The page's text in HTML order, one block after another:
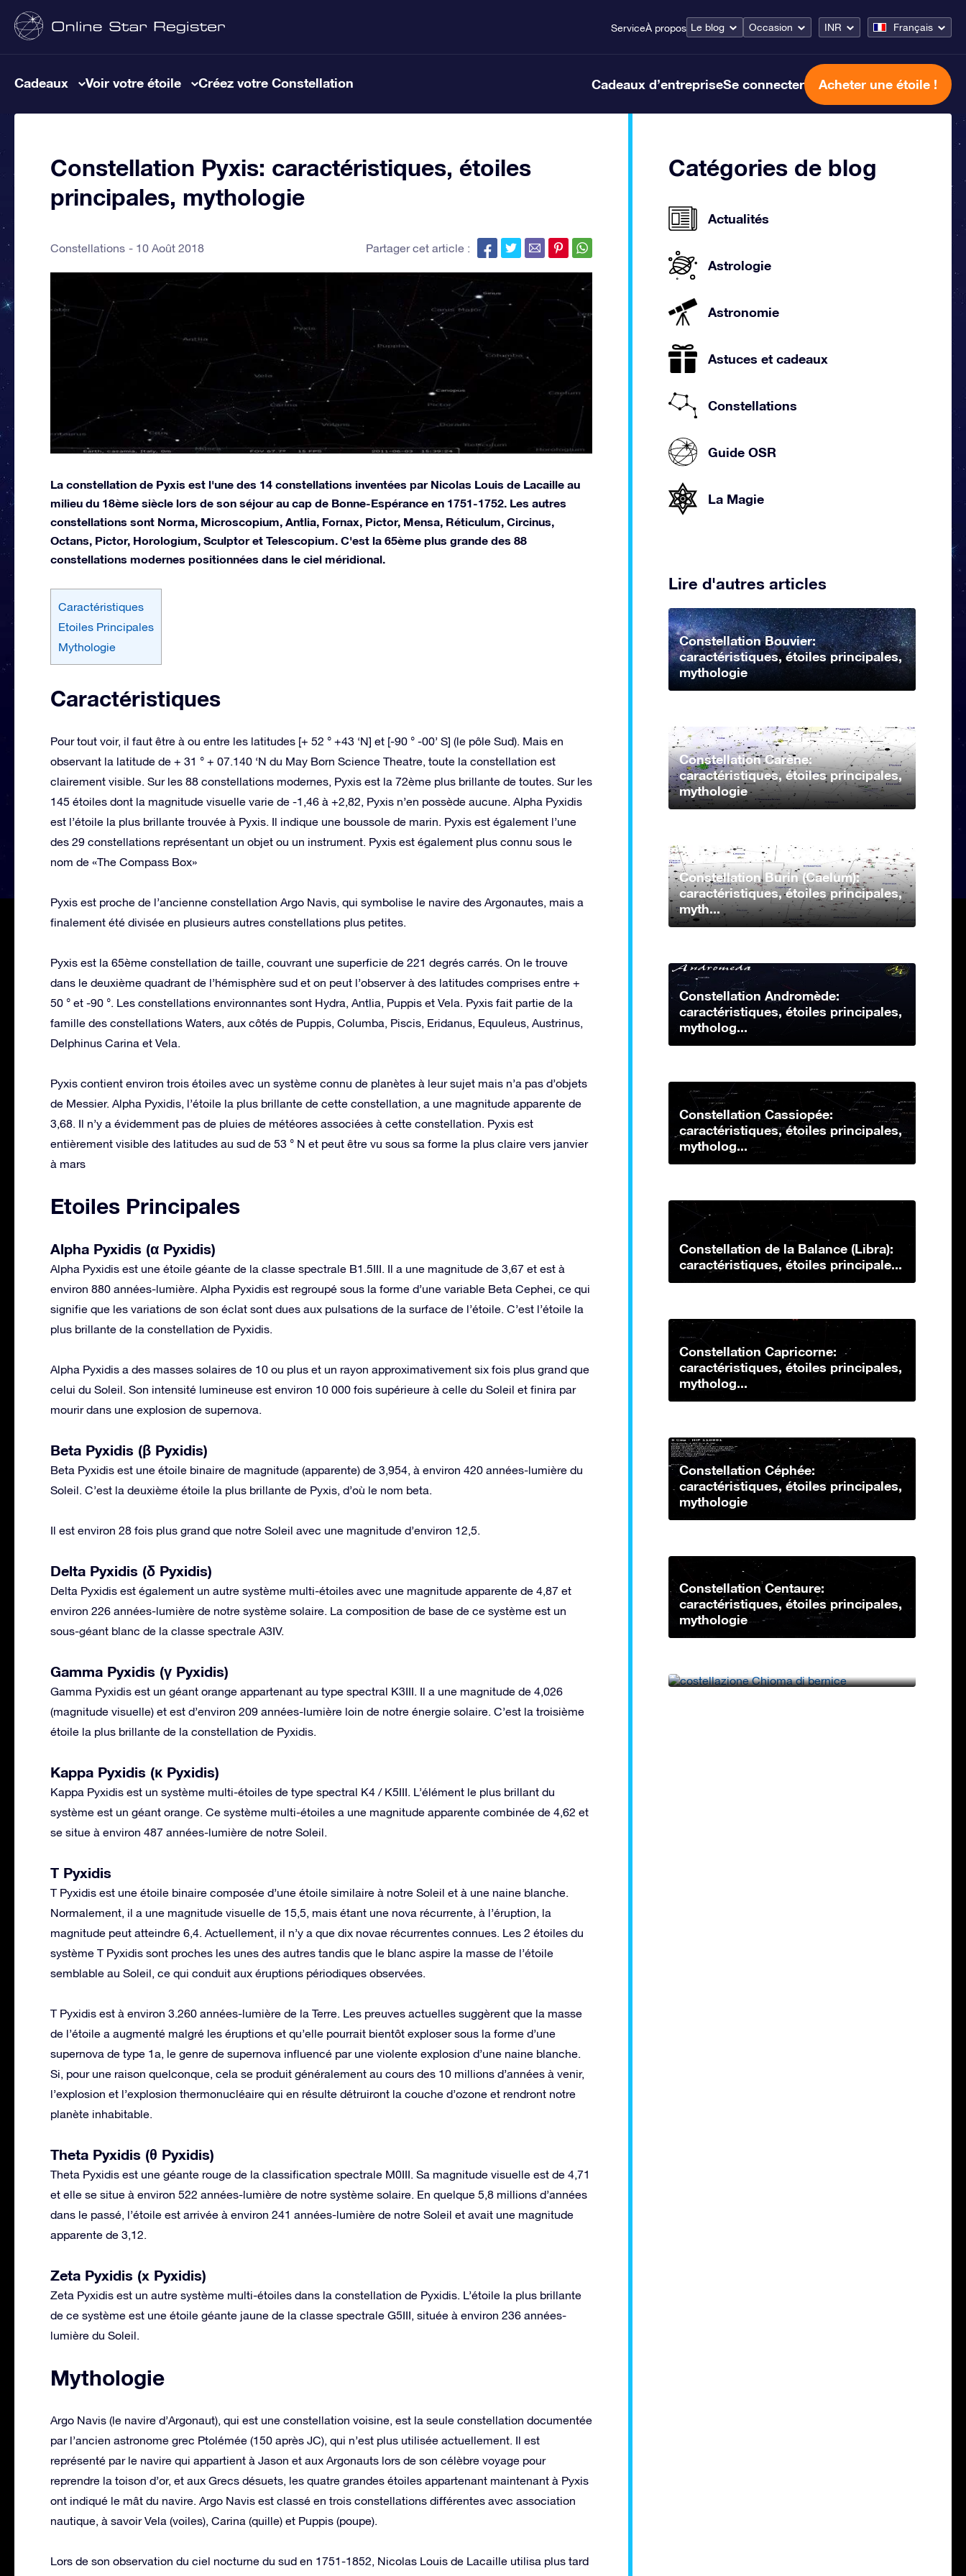
ServiceÀ propos Le blog Occasion INR Français
Cadeaux Voir votre étoile Créez votre Constellation Cadeaux d’entrepriseSe connecter Acheter une étoile !
Constellation Pyxis: caractéristiques, étoiles
principales, mythologie
Constellations 10 Août 2018 Partager cet article :
La constellation de Pyxis est l'une des 14 constellations inventées par Nicolas Louis de Lacaille au
milieu du 18ème siècle lors de son séjour au cap de Bonne-Espérance en 1751-1752. Les autres
constellations sont Norma, Microscopium, Antlia, Fornax, Pictor, Mensa, Réticulum, Circinus,
Octans, Pictor, Horologium, Sculptor et Telescopium. C'est la 65ème plus grande des 88
constellations modernes positionnées dans le ciel méridional.
Caractéristiques
Etoiles Principales
Mythologie
Caractéristiques
Pour tout voir, il faut être à ou entre les latitudes [+ 52 ° +43 ‘N] et [-90 ° -00’ S] (le pôle Sud). Mais en
observant la latitude de + 31 ° + 07.140 ‘N du May Born Science Theatre, toute la constellation est
clairement visible. Sur les 88 constellations modernes, Pyxis est la 72ème plus brillante de toutes. Sur les
145 étoiles dont la magnitude visuelle varie de -1,46 à +2,82, Pyxis n’en possède aucune. Alpha Pyxidis
est l’étoile la plus brillante trouvée à Pyxis. Il indique une boussole de marin. Pyxis est également l’une
des 29 constellations représentant un objet ou un instrument. Pyxis est également plus connu sous le
nom de «The Compass Box»
Pyxis est proche de l’ancienne constellation Argo Navis, qui symbolise le navire des Argonautes, mais a
finalement été divisée en plusieurs autres constellations plus petites.
Pyxis est la 65ème constellation de taille, couvrant une superficie de 221 degrés carrés. On le trouve
dans le deuxième quadrant de l’hémisphère sud et on peut l’observer à des latitudes comprises entre +
50 ° et -90 °. Les constellations environnantes sont Hydra, Antlia, Puppis et Vela. Pyxis fait partie de la
famille des constellations Waters, aux côtés de Puppis, Columba, Piscis, Eridanus, Equuleus, Austrinus,
Delphinus Carina et Vela.
Pyxis contient environ trois étoiles avec un système connu de planètes à leur sujet mais n’a pas d’objets
de Messier. Alpha Pyxidis, l’étoile la plus brillante de cette constellation, a une magnitude apparente de
3,68. Il n’y a évidemment pas de pluies de météores associées à cette constellation. Pyxis est
entièrement visible des latitudes au sud de 53 ° N et peut être vu sous sa forme la plus claire vers janvier
à mars
Etoiles Principales
Alpha Pyxidis (α Pyxidis)
Alpha Pyxidis est une étoile géante de la classe spectrale B1.5III. Il a une magnitude de 3,67 et est à
environ 880 années-lumière. Alpha Pyxidis est regroupé sous la forme d’une variable Beta Cephei, ce qui
signifie que les variations de son éclat sont dues aux pulsations de la surface de l’étoile. C’est l’étoile la
plus brillante de la constellation de Pyxidis.
Alpha Pyxidis a des masses solaires de 10 ou plus et un rayon approximativement six fois plus grand que
celui du Soleil. Son intensité lumineuse est environ 10 000 fois supérieure à celle du Soleil et finira par
mourir dans une explosion de supernova.
Beta Pyxidis (β Pyxidis)
Beta Pyxidis est une étoile binaire de magnitude (apparente) de 3,954, à environ 420 années-lumière du
Soleil. C’est la deuxième étoile la plus brillante de Pyxis, d’où le nom beta.
Il est environ 28 fois plus grand que notre Soleil avec une magnitude d’environ 12,5.
Delta Pyxidis (δ Pyxidis)
Delta Pyxidis est également un autre système multi-étoiles avec une magnitude apparente de 4,87 et
environ 226 années-lumière de notre système solaire. La composition de base de ce système est un
sous-géant blanc de la classe spectrale A3IV.
Gamma Pyxidis (γ Pyxidis)
Gamma Pyxidis est un géant orange appartenant au type spectral K3III. Il a une magnitude de 4,026
(magnitude visuelle) et est d’environ 209 années-lumière loin de notre énergie solaire. C’est la troisième
étoile la plus brillante de la constellation de Pyxidis.
Kappa Pyxidis (κ Pyxidis)
Kappa Pyxidis est un système multi-étoiles de type spectral K4 / K5III. L’élément le plus brillant du
système est un géant orange. Ce système multi-étoiles a une magnitude apparente combinée de 4,62 et
se situe à environ 487 années-lumière de notre Soleil.
T Pyxidis
T Pyxidis est une étoile binaire composée d’une étoile similaire à notre Soleil et à une naine blanche.
Normalement, il a une magnitude visuelle de 15,5, mais étant une nova récurrente, à l’éruption, la
magnitude peut atteindre 6,4. Actuellement, il n’y a que dix novae récurrentes connues. Les 2 étoiles du
système T Pyxidis sont proches les unes des autres tandis que le blanc aspire la masse de l’étoile
semblable au Soleil, ce qui conduit aux éruptions périodiques observées.
T Pyxidis est à environ 3.260 années-lumière de la Terre. Les preuves actuelles suggèrent que la masse
de l’étoile a augmenté malgré les éruptions et qu’elle pourrait bientôt exploser sous la forme d’une
supernova de type 1a, le genre de supernova influencé par une violente explosion d’une naine blanche.
Si, pour une raison quelconque, cela se produit généralement au cours des 10 millions d’années à venir,
l’explosion et l’explosion thermonucléaire qui en résulte détruiront la couche d’ozone et rendront notre
planète inhabitable.
Theta Pyxidis (θ Pyxidis)
Theta Pyxidis est une géante rouge de la classification spectrale M0III. Sa magnitude visuelle est de 4,71
et elle se situe à environ 522 années-lumière de notre système solaire. En quelque 5,8 millions d’années
dans le passé, l’étoile est arrivée à environ 241 années-lumière de notre Soleil et avait une magnitude
apparente de 3,12.
Zeta Pyxidis (x Pyxidis)
Zeta Pyxidis est un autre système multi-étoiles dans la constellation de Pyxidis. L’étoile la plus brillante
de ce système est une étoile géante jaune de la classe spectrale G5III, située à environ 236 années-
lumière du Soleil.
Mythologie
Argo Navis (le navire d’Argonaut), qui est une constellation voisine, est la seule constellation documentée
par l’ancien astronome grec Ptolémée (150 après JC), qui n’est plus utilisée actuellement. Il est
représenté par le navire qui appartient à Jason et aux Argonauts lors de son célèbre voyage pour
reprendre la toison d’or, et aux Grecs désuets, les quatre grandes étoiles appartenant maintenant à Pyxis
ont indiqué le mât du navire. Argo Navis est classé en trois constellations différentes avec association
nautique, à savoir Vela (voiles), Carina (quille) et Puppis (poupe).
Lors de son observation du ciel nocturne du sud en 1751-1852, Nicolas Louis de Lacaille utilisa plus tard
Catégories de blog
Actualités
Astrologie
Astronomie
Astuces et cadeaux
Constellations
Guide OSR
La Magie
Lire d'autres articles
Constellation Bouvier:
caractéristiques, étoiles principales,
mythologie
Constellation Carène:
caractéristiques, étoiles principales,
mythologie
Constellation Burin (Caelum):
caractéristiques, étoiles principales,
myth...
Constellation Andromède:
caractéristiques, étoiles principales,
mytholog...
Constellation Cassiopée:
caractéristiques, étoiles principales,
mytholog...
Constellation de la Balance (Libra):
caractéristiques, étoiles principale...
Constellation Capricorne:
caractéristiques, étoiles principales,
mytholog...
Constellation Céphée:
caractéristiques, étoiles principales,
mythologie
Constellation Centaure:
caractéristiques, étoiles principales,
mythologie
Constellation Chevelure de